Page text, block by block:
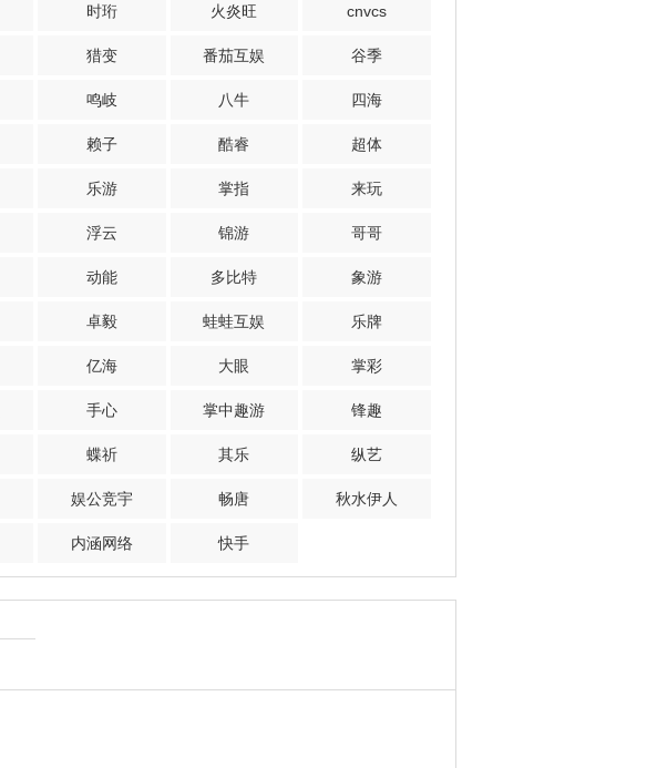
时珩 火炎旺 cnvcs
猎变 番茄互娱 谷季
鸣岐 八牛 四海
赖子 酷睿 超体
乐游 掌指 来玩
浮云 锦游 哥哥
动能 多比特 象游
卓毅 蛙蛙互娱 乐牌
亿海 大眼 掌彩
手心 掌中趣游 锋趣
蝶祈 其乐 纵艺
娱公竞宇 畅唐 秋水伊人
内涵网络 快手